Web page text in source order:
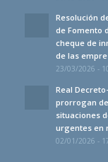
Resolución
de Fomento
cheque de
de las
23/03/2026 -
Real
prorrogan
situaciones
urgentes en
02/01/2026 -